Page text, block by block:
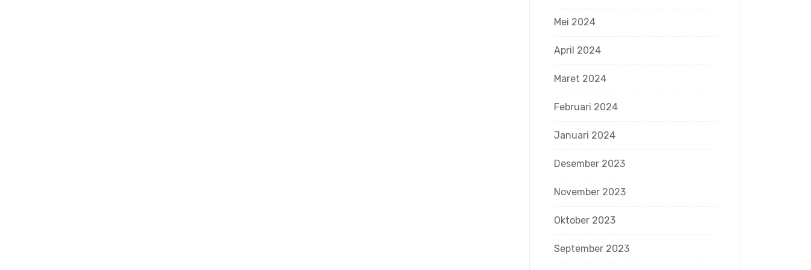
Mei 2024
April 2024
Maret 2024
Februari 2024
Januari 2024
Desember 2023
November 2023
Oktober 2023
September 2023